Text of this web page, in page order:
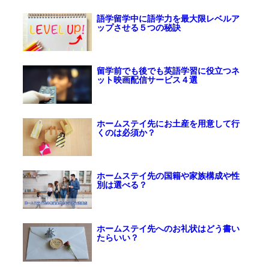
語学留学中に語学力を最大限レベルア
ップさせる５つの秘訣
留学前でも後でも英語学習に役立つネ
ット映画配信サービス４選
ホームステイ先にお土産を用意して行
くのは必須か？
ホームステイ先の国籍や家族構成や性
別は選べる？
ホームステイ先へのお礼状はどう書い
たらいい？